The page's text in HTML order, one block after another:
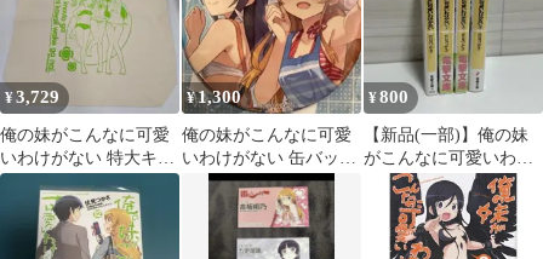
¥3,729
俺の妹がこんなに可愛
いわけがない 特大キャ
ンバストートバッグ
¥1,300
俺の妹がこんなに可愛
いわけがない 缶バッジ
高坂桐乃 あやせ 水
¥800
【新品(一部)】俺の妹
がこんなに可愛いわけ
がない 1,2,3,12